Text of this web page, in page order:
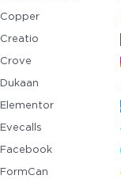
Copper
Creatio
Crove
Dukaan
Elementor
Evecalls
Facebook
FormCan